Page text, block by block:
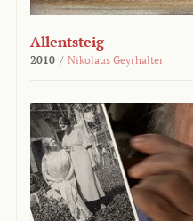
Allentsteig
2010 / Nikolaus Geyrhalter